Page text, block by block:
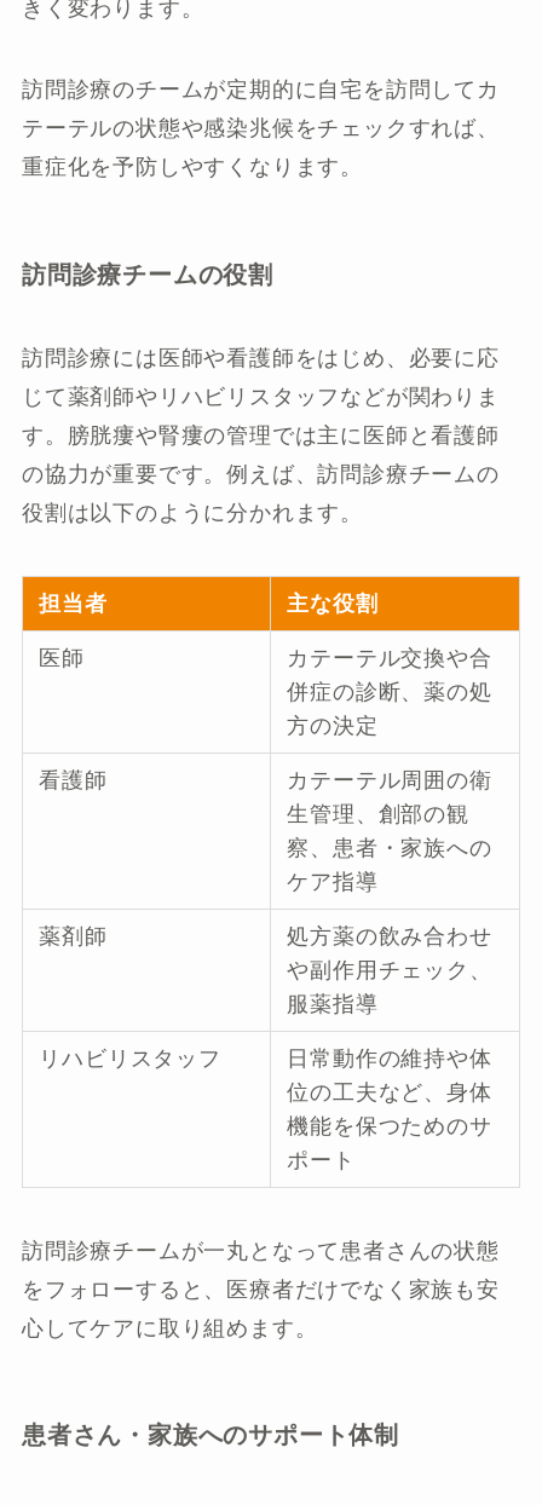
きく変わります。
訪問診療のチームが定期的に自宅を訪問してカ
テーテルの状態や感染兆候をチェックすれば、
重症化を予防しやすくなります。
訪問診療チームの役割
訪問診療には医師や看護師をはじめ、必要に応
じて薬剤師やリハビリスタッフなどが関わりま
す。膀胱瘻や腎瘻の管理では主に医師と看護師
の協力が重要です。例えば、訪問診療チームの
役割は以下のように分かれます。
担当者 主な役割
医師
カテーテル交換や合
併症の診断、薬の処
方の決定
看護師
カテーテル周囲の衛
生管理、創部の観
察、患者・家族への
ケア指導
薬剤師
処方薬の飲み合わせ
や副作用チェック、
服薬指導
リハビリスタッフ
日常動作の維持や体
位の工夫など、身体
機能を保つためのサ
ポート
訪問診療チームが一丸となって患者さんの状態
をフォローすると、医療者だけでなく家族も安
心してケアに取り組めます。
患者さん・家族へのサポート体制